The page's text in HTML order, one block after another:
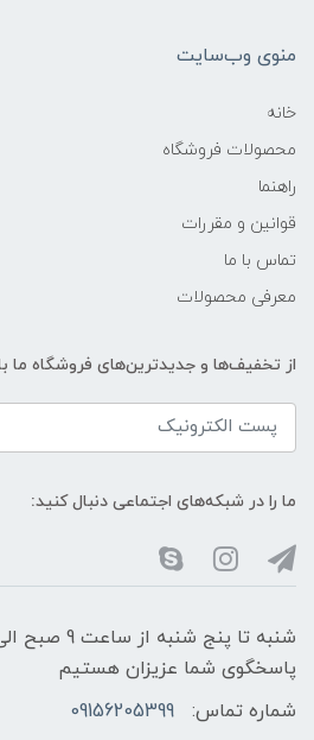
منوی وب‌سایت
خانه
محصولات فروشگاه
راهنما
قوانین و مقررات
تماس با ما
معرفی محصولات
از تخفیف‌ها و جدیدترین‌های فروشگاه ما
ما را در شبکه‌های اجتماعی دنبال کنید:
پاسخگوی شما عزیزان هستیم
شماره تماس:
09156205399